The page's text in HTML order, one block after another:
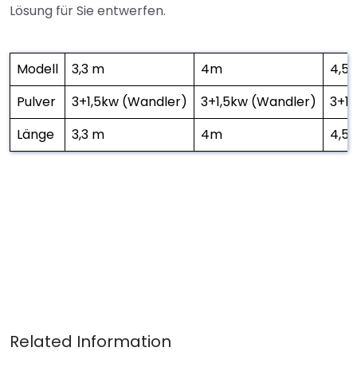
Lösung für Sie entwerfen.
Modell 3,3 m 4m
Pulver
3+1,5kw (Wandler) 3+1,5kw (Wandler)
Länge
3,3 m 4m